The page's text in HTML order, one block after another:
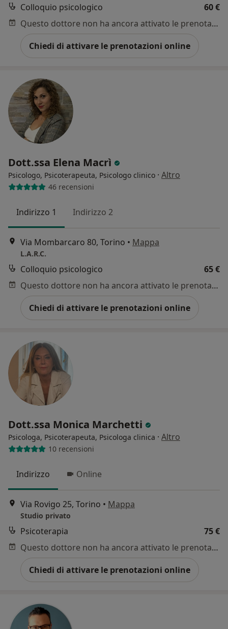
Colloquio psicologico
60 €
Questo dottore non ha ancora attivato le prenotazioni online presso questo indirizzo.
Chiedi di attivare le prenotazioni online
Dott.ssa Elena Macrì
Psicologo, Psicoterapeuta, Psicologo clinico · Altro
46 recensioni
Indirizzo 1 Indirizzo 2
Via Mombarcaro 80, Torino • Mappa
L.A.R.C.
Colloquio psicologico
65 €
Questo dottore non ha ancora attivato le prenotazioni online presso questo indirizzo.
Chiedi di attivare le prenotazioni online
Dott.ssa Monica Marchetti
Psicologa, Psicoterapeuta, Psicologa clinica · Altro
10 recensioni
Indirizzo Online
Via Rovigo 25, Torino • Mappa
Studio privato
Psicoterapia
75 €
Questo dottore non ha ancora attivato le prenotazioni online presso questo indirizzo.
Chiedi di attivare le prenotazioni online